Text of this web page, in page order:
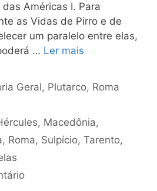
Américas I. Para
as Vidas de Pirro e de
um paralelo entre elas,
… Ler mais
Geral, Plutarco, Roma
, Macedônia,
, Roma, Sulpício, Tarento,